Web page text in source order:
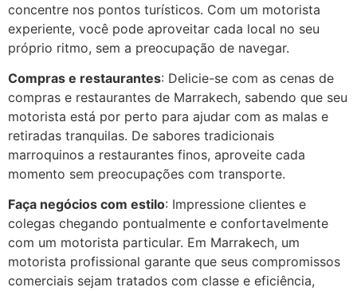
concentre nos pontos turísticos. Com um motorista
experiente, você pode aproveitar cada local no seu
próprio ritmo, sem a preocupação de navegar.
Compras e restaurantes: Delicie-se com as cenas de
compras e restaurantes de Marrakech, sabendo que seu
motorista está por perto para ajudar com as malas e
retiradas tranquilas. De sabores tradicionais
marroquinos a restaurantes finos, aproveite cada
momento sem preocupações com transporte.
Faça negócios com estilo: Impressione clientes e
colegas chegando pontualmente e confortavelmente
com um motorista particular. Em Marrakech, um
motorista profissional garante que seus compromissos
comerciais sejam tratados com classe e eficiência,